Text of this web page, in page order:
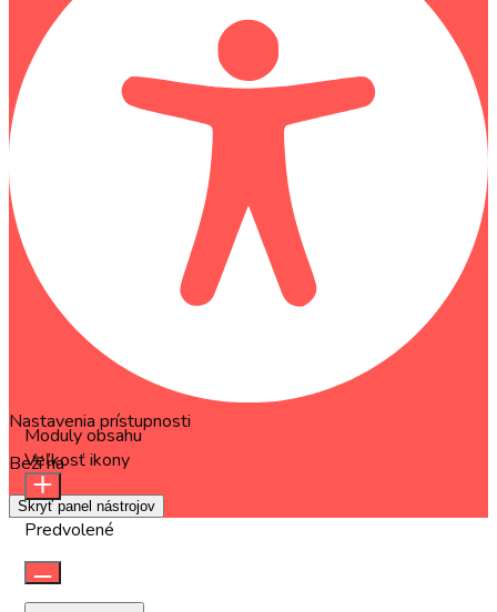
Nastavenia prístupnosti
Beží naOneTap
Skryť panel nástrojov
Moduly obsahu
Veľkosť ikony
Predvolené